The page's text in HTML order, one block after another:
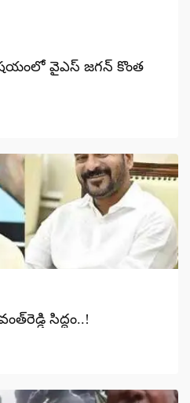
వైఎస్ జగన్ కొంత
సిద్ధం..!